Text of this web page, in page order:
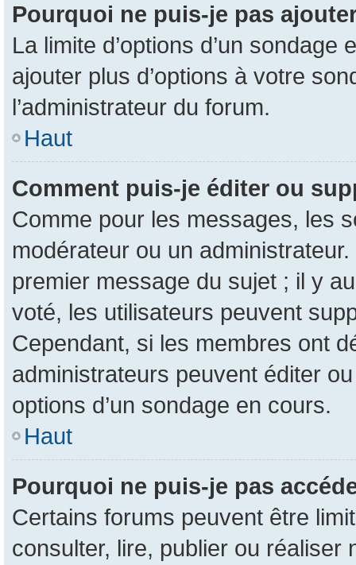
Pourquoi ne puis-je pas
La limite d’options d’un
ajouter plus d’options à votre
l’administrateur du forum.
Haut
Comment puis-je éditer ou
Comme pour les messages, les
modérateur ou un
premier message du sujet ; il y
voté, les utilisateurs peuvent
Cependant, si les membres ont
administrateurs peuvent éditer
options d’un sondage en cours.
Haut
Pourquoi ne puis-je pas
Certains forums peuvent être
consulter, lire, publier ou réaliser